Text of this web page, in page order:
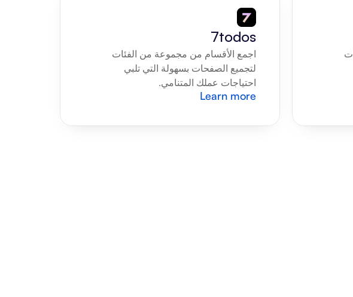
7todos
احتياجات عملك المتنامي.
Learn more